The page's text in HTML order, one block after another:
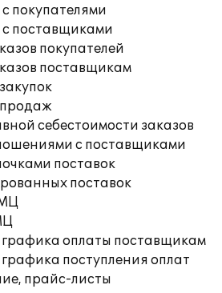
покупателями
поставщиками
покупателей
поставщикам
себестоимости заказов
с поставщиками
поставок
поставок
оплаты поставщикам
поступления оплат
прайс-листы